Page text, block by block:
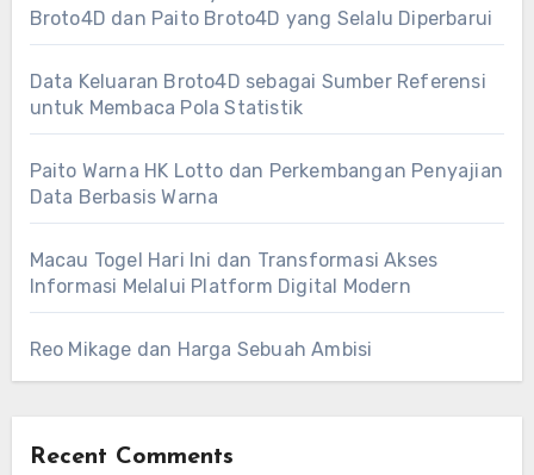
Broto4D dan Paito Broto4D yang Selalu Diperbarui
Data Keluaran Broto4D sebagai Sumber Referensi
untuk Membaca Pola Statistik
Paito Warna HK Lotto dan Perkembangan Penyajian
Data Berbasis Warna
Macau Togel Hari Ini dan Transformasi Akses
Informasi Melalui Platform Digital Modern
Reo Mikage dan Harga Sebuah Ambisi
Recent Comments